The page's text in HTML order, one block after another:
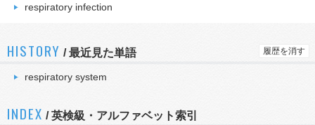
respiratory infection
HISTORY /最近見た単語 履歴を消す
respiratory system
INDEX / 英検級・アルファベット索引